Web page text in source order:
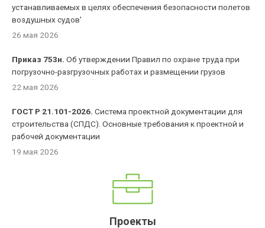
устанавливаемых в целях обеспечения безопасности полетов
воздушных судов'
26 мая 2026
Приказ 753н. Об утверждении Правил по охране труда при
погрузочно-разгрузочных работах и размещении грузов
22 мая 2026
ГОСТ Р 21.101-2026. Система проектной документации для
строительства (СПДС). Основные требования к проектной и
рабочей документации
19 мая 2026
Проекты